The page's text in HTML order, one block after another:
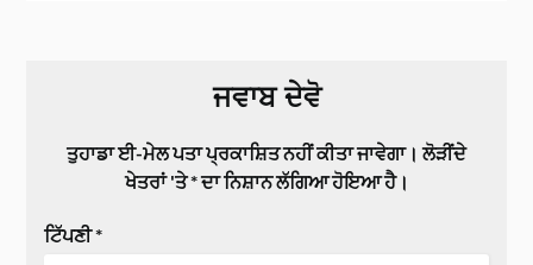
ਜਵਾਬ ਦੇਵੋ
ਤੁਹਾਡਾ ਈ-ਮੇਲ ਪਤਾ ਪ੍ਰਕਾਸ਼ਿਤ ਨਹੀਂ ਕੀਤਾ ਜਾਵੇਗਾ। ਲੋੜੀਂਦੇ
ਖੇਤਰਾਂ 'ਤੇ*ਦਾ ਨਿਸ਼ਾਨ ਲੱਗਿਆ ਹੋਇਆ ਹੈ।
ਟਿੱਪਣੀ*